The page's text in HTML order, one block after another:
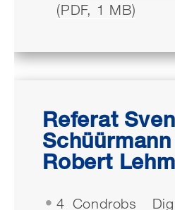
(PDF, 1 MB)
Referat
Robert